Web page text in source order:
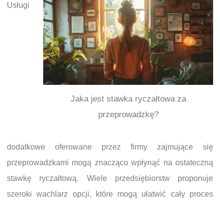
Jaka jest stawka ryczałtowa za
przeprowadzkę?
Usługi
dodatkowe oferowane przez firmy zajmujące się
przeprowadzkami mogą znacząco wpłynąć na ostateczną
stawkę ryczałtową. Wiele przedsiębiorstw proponuje
szeroki wachlarz opcji, które mogą ułatwić cały proces